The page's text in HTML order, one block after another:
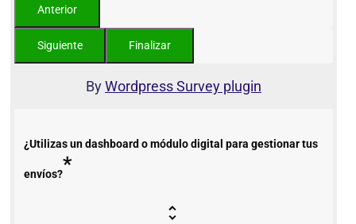
ByWordpress Survey plugin
¿Utilizas un dashboard o módulo digital para gestionar tus
envíos?*